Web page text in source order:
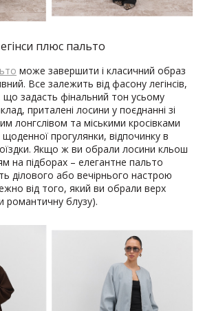
плюс пальто
може завершити і класичний образ
Все залежить від фасону легінсів,
що задасть фінальний тон усьому
приталені лосини у поєднанні зі
лонгслівом та міськими кросівками
щоденної прогулянки, відпочинку в
Якщо ж ви обрали лосини кльош
на підборах – елегантне пальто
ділового або вечірнього настрою
від того, який ви обрали верх
романтичну блузу).